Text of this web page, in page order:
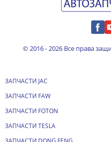
© 2016 - 2026 Все права
ЗАПЧАСТИ JAC
ЗАПЧАСТИ FAW
ЗАПЧАСТИ FOTON
ЗАПЧАСТИ TESLA